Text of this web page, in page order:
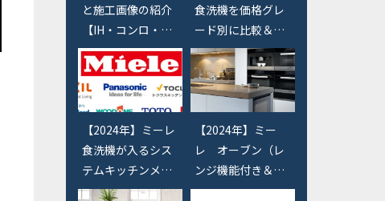
と施工画像の紹介
【IH・コンロ・オ
ーブン・バーベキ
ューグリル・食洗
機】
食洗機を価格グレ
ード別に比較＆値
段別の違いを説明
【幅60cm＆45c
m】
【2024年】ミーレ
食洗機が入るシス
テムキッチンメー
カー調査【リクシ
【2024年】ミー
レ オーブン（レ
ンジ機能付き＆ス
チームオーブン）